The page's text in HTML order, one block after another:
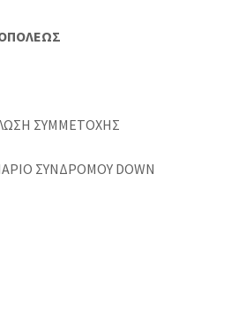
ΣΥΜΜΕΤΟΧΗΣ
ΣΥΝΔΡΟΜΟΥ DOWN